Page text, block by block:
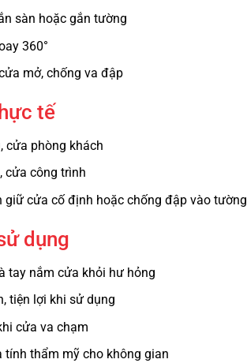
sàn hoặc gắn tường
360°
mở, chống va đập
tế
cửa phòng khách
cửa công trình
giữ cửa cố định hoặc chống đập vào tường
dụng
tay nắm cửa khỏi hư hỏng
tiện lợi khi sử dụng
cửa va chạm
tính thẩm mỹ cho không gian